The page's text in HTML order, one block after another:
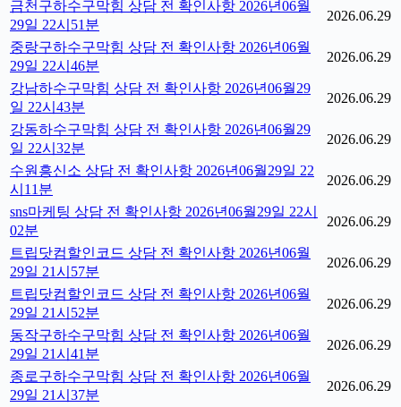
금천구하수구막힘 상담 전 확인사항 2026년06월
29일 22시51분
2026.06.29
중랑구하수구막힘 상담 전 확인사항 2026년06월
29일 22시46분
2026.06.29
강남하수구막힘 상담 전 확인사항 2026년06월29
일 22시43분
2026.06.29
강동하수구막힘 상담 전 확인사항 2026년06월29
일 22시32분
2026.06.29
수원흥신소 상담 전 확인사항 2026년06월29일 22
시11분
2026.06.29
sns마케팅 상담 전 확인사항 2026년06월29일 22시
02분
2026.06.29
트립닷컴할인코드 상담 전 확인사항 2026년06월
29일 21시57분
2026.06.29
트립닷컴할인코드 상담 전 확인사항 2026년06월
29일 21시52분
2026.06.29
동작구하수구막힘 상담 전 확인사항 2026년06월
29일 21시41분
2026.06.29
종로구하수구막힘 상담 전 확인사항 2026년06월
29일 21시37분
2026.06.29